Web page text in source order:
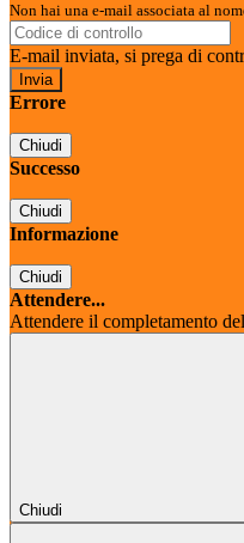
Non hai una e-mail associata al
E-mail inviata, si prega di
Errore
Chiudi
Successo
Chiudi
Informazione
Chiudi
Attendere...
Attendere il completamento
Chiudi